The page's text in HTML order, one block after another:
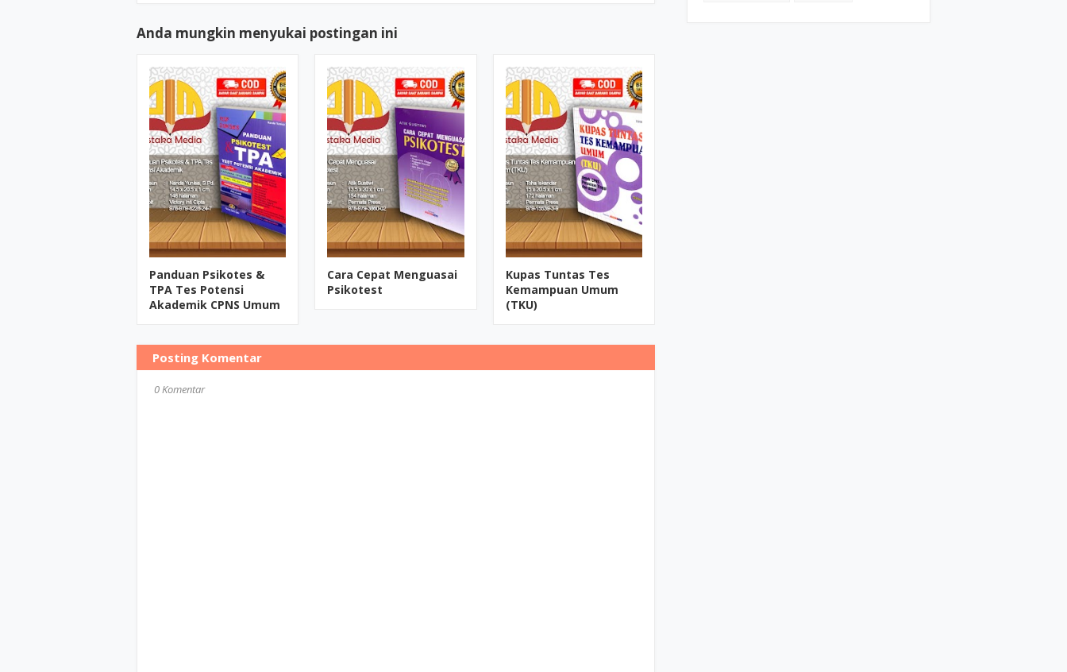
Anda mungkin menyukai postingan ini
Panduan Psikotes &
TPA Tes Potensi
Akademik CPNS Umum
Cara Cepat Menguasai
Psikotest
Kupas Tuntas Tes
Kemampuan Umum
(TKU)
Posting Komentar
0 Komentar